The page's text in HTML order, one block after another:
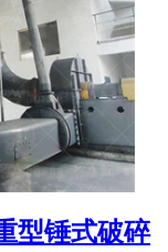
型锤式破碎